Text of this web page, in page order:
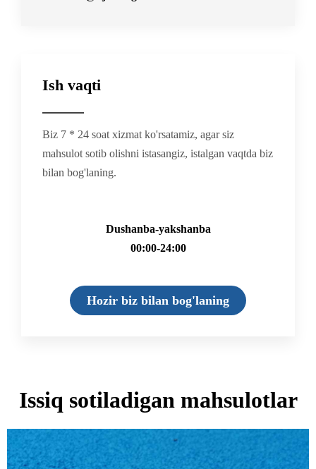
Ish vaqti
Biz 7 * 24 soat xizmat ko'rsatamiz, agar siz
mahsulot sotib olishni istasangiz, istalgan vaqtda biz
bilan bog'laning.
Dushanba-yakshanba
00:00-24:00
Hozir biz bilan bog'laning
Issiq sotiladigan mahsulotlar
SahifaSahifaSahifaSahifa